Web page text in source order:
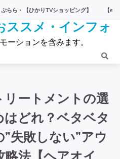
ショッピング】 【eLife（イーライフ）
ススメ・インフォ
ーションを含みます。
リートメントの選
どれ？ベタベタ
失敗しない”アウ
略法【ヘアオイ